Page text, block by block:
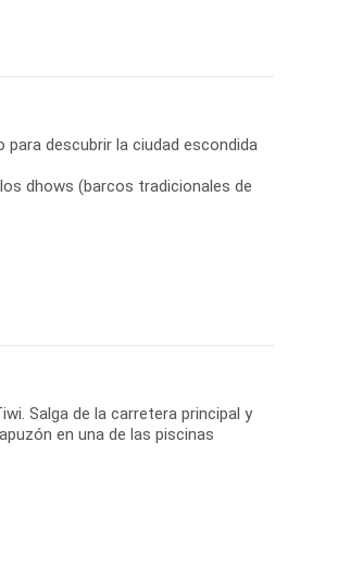
para descubrir la ciudad escondida
dhows (barcos tradicionales de
Salga de la carretera principal y
en una de las piscinas